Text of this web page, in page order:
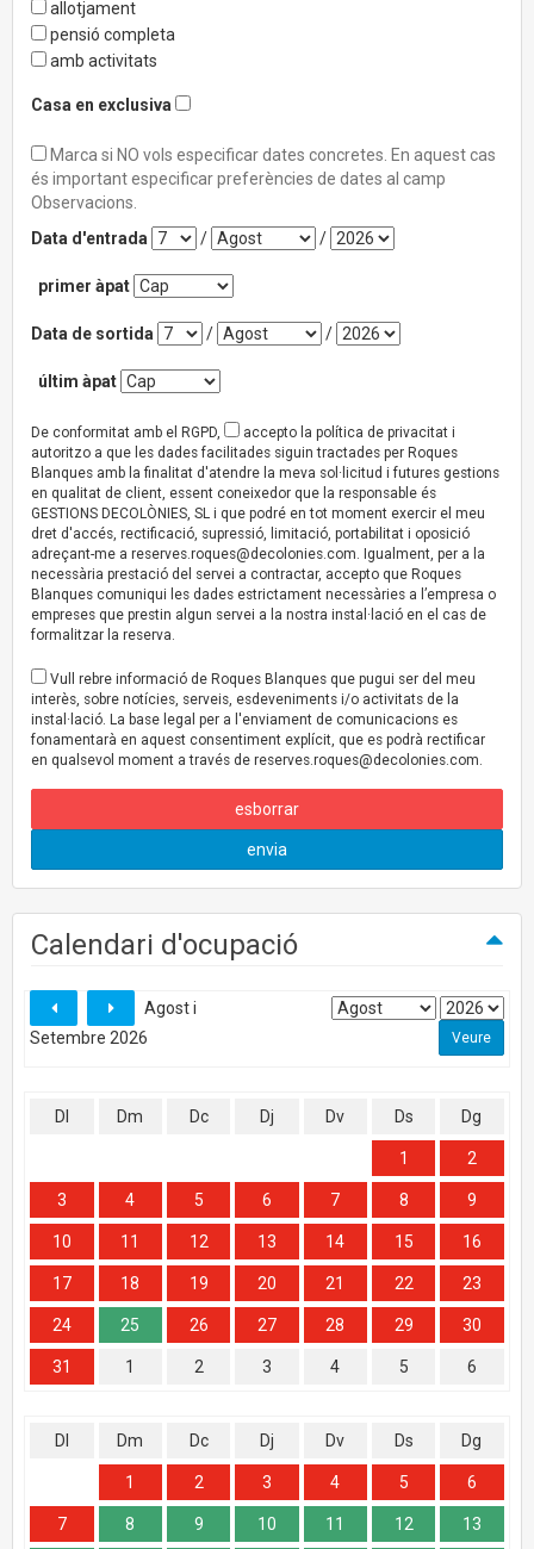
allotjament
pensió completa
amb activitats
Casa en exclusiva
Marca si NO vols especificar dates concretes. En aquest cas
és important especificar preferències de dates al camp
Observacions.
Data d'entrada
/ /
primer àpat
Data de sortida / /
últim àpat
De conformitat amb el RGPD,
accepto la política de privacitat i
autoritzo a que les dades facilitades siguin tractades per Roques
Blanques amb la finalitat d'atendre la meva sol·licitud i futures gestions
en qualitat de client, essent coneixedor que la responsable és
GESTIONS DECOLÒNIES, SL i que podré en tot moment exercir el meu
dret d'accés, rectificació, supressió, limitació, portabilitat i oposició
adreçant-me a reserves.roques@decolonies.com. Igualment, per a la
necessària prestació del servei a contractar, accepto que Roques
Blanques comuniqui les dades estrictament necessàries a l’empresa o
empreses que prestin algun servei a la nostra instal·lació en el cas de
formalitzar la reserva.
Vull rebre informació de Roques Blanques que pugui ser del meu
interès, sobre notícies, serveis, esdeveniments i/o activitats de la
instal·lació. La base legal per a l'enviament de comunicacions es
fonamentarà en aquest consentiment explícit, que es podrà rectificar
en qualsevol moment a través de reserves.roques@decolonies.com.
esborrar
envia
Calendari d'ocupació
Agost i
Setembre 2026
Dl Dm Dc Dj Dv Ds Dg
1 2
3 4 5 6 7 8 9
10 11 12 13 14 15 16
17 18 19 20 21 22 23
24 25 26 27 28 29 30
31 1 2 3 4 5 6
Dl Dm Dc Dj Dv Ds Dg
1 2 3 4 5 6
7 8 9 10 11 12 13